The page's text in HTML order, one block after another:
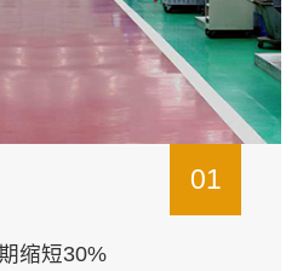
01
缩短30%